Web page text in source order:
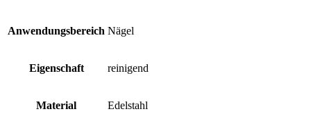
Anwendungsbereich Nägel
Eigenschaft reinigend
Material Edelstahl